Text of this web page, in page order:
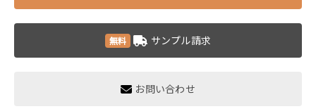
無料 サンプル請求
お問い合わせ